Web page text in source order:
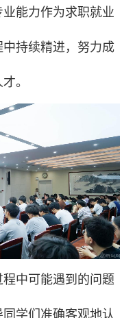
能力作为求职就业
持续精进，努力成
。
中可能遇到的问题
学们准确客观地认